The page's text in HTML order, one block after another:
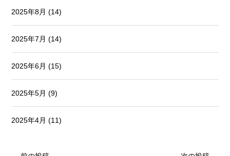
2025年8月(14)
2025年7月(14)
2025年6月(15)
2025年5月(9)
2025年4月(11)